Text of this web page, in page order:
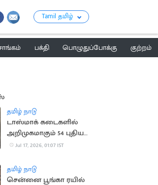
Tamil தமிழ்
பக்தி பொழுதுப்போக்கு
குற்றம்
தமிழ் நாடு
டாஸ்மாக் கடைகளில்
அறிமுகமாகும் 54 புதிய
பிராண்ட் மது வகைகள்
Jul 17, 2026, 01:07 IST
தமிழ் நாடு
சென்னை பூங்கா ரயில்